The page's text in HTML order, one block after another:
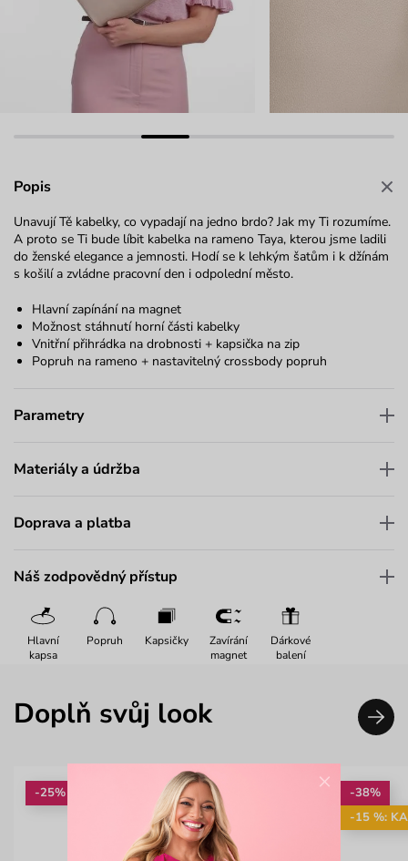
Popis
Unavují Tě kabelky, co vypadají na jedno brdo? Jak my Ti rozumíme.
A proto se Ti bude líbit kabelka na rameno Taya, kterou jsme ladili
do ženské elegance a jemnosti. Hodí se k lehkým šatům i k džínám
s košilí a zvládne pracovní den i odpolední město.
Hlavní zapínání na magnet
Možnost stáhnutí horní části kabelky
Vnitřní přihrádka na drobnosti + kapsička na zip
Popruh na rameno + nastavitelný crossbody popruh
Parametry
Materiály a údržba
Doprava a platba
Náš zodpovědný přístup
Hlavní
kapsa
Popruh Kapsičky
Zavírání
magnet
Dárkové
balení
Doplň svůj look
-25%
-38%
-15 %:
×